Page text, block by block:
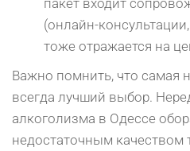
пакет входит
(онлайн-
тоже отражается на
Важно помнить, что самая
всегда лучший выбор.
алкоголизма в Одессе
недостаточным качеством